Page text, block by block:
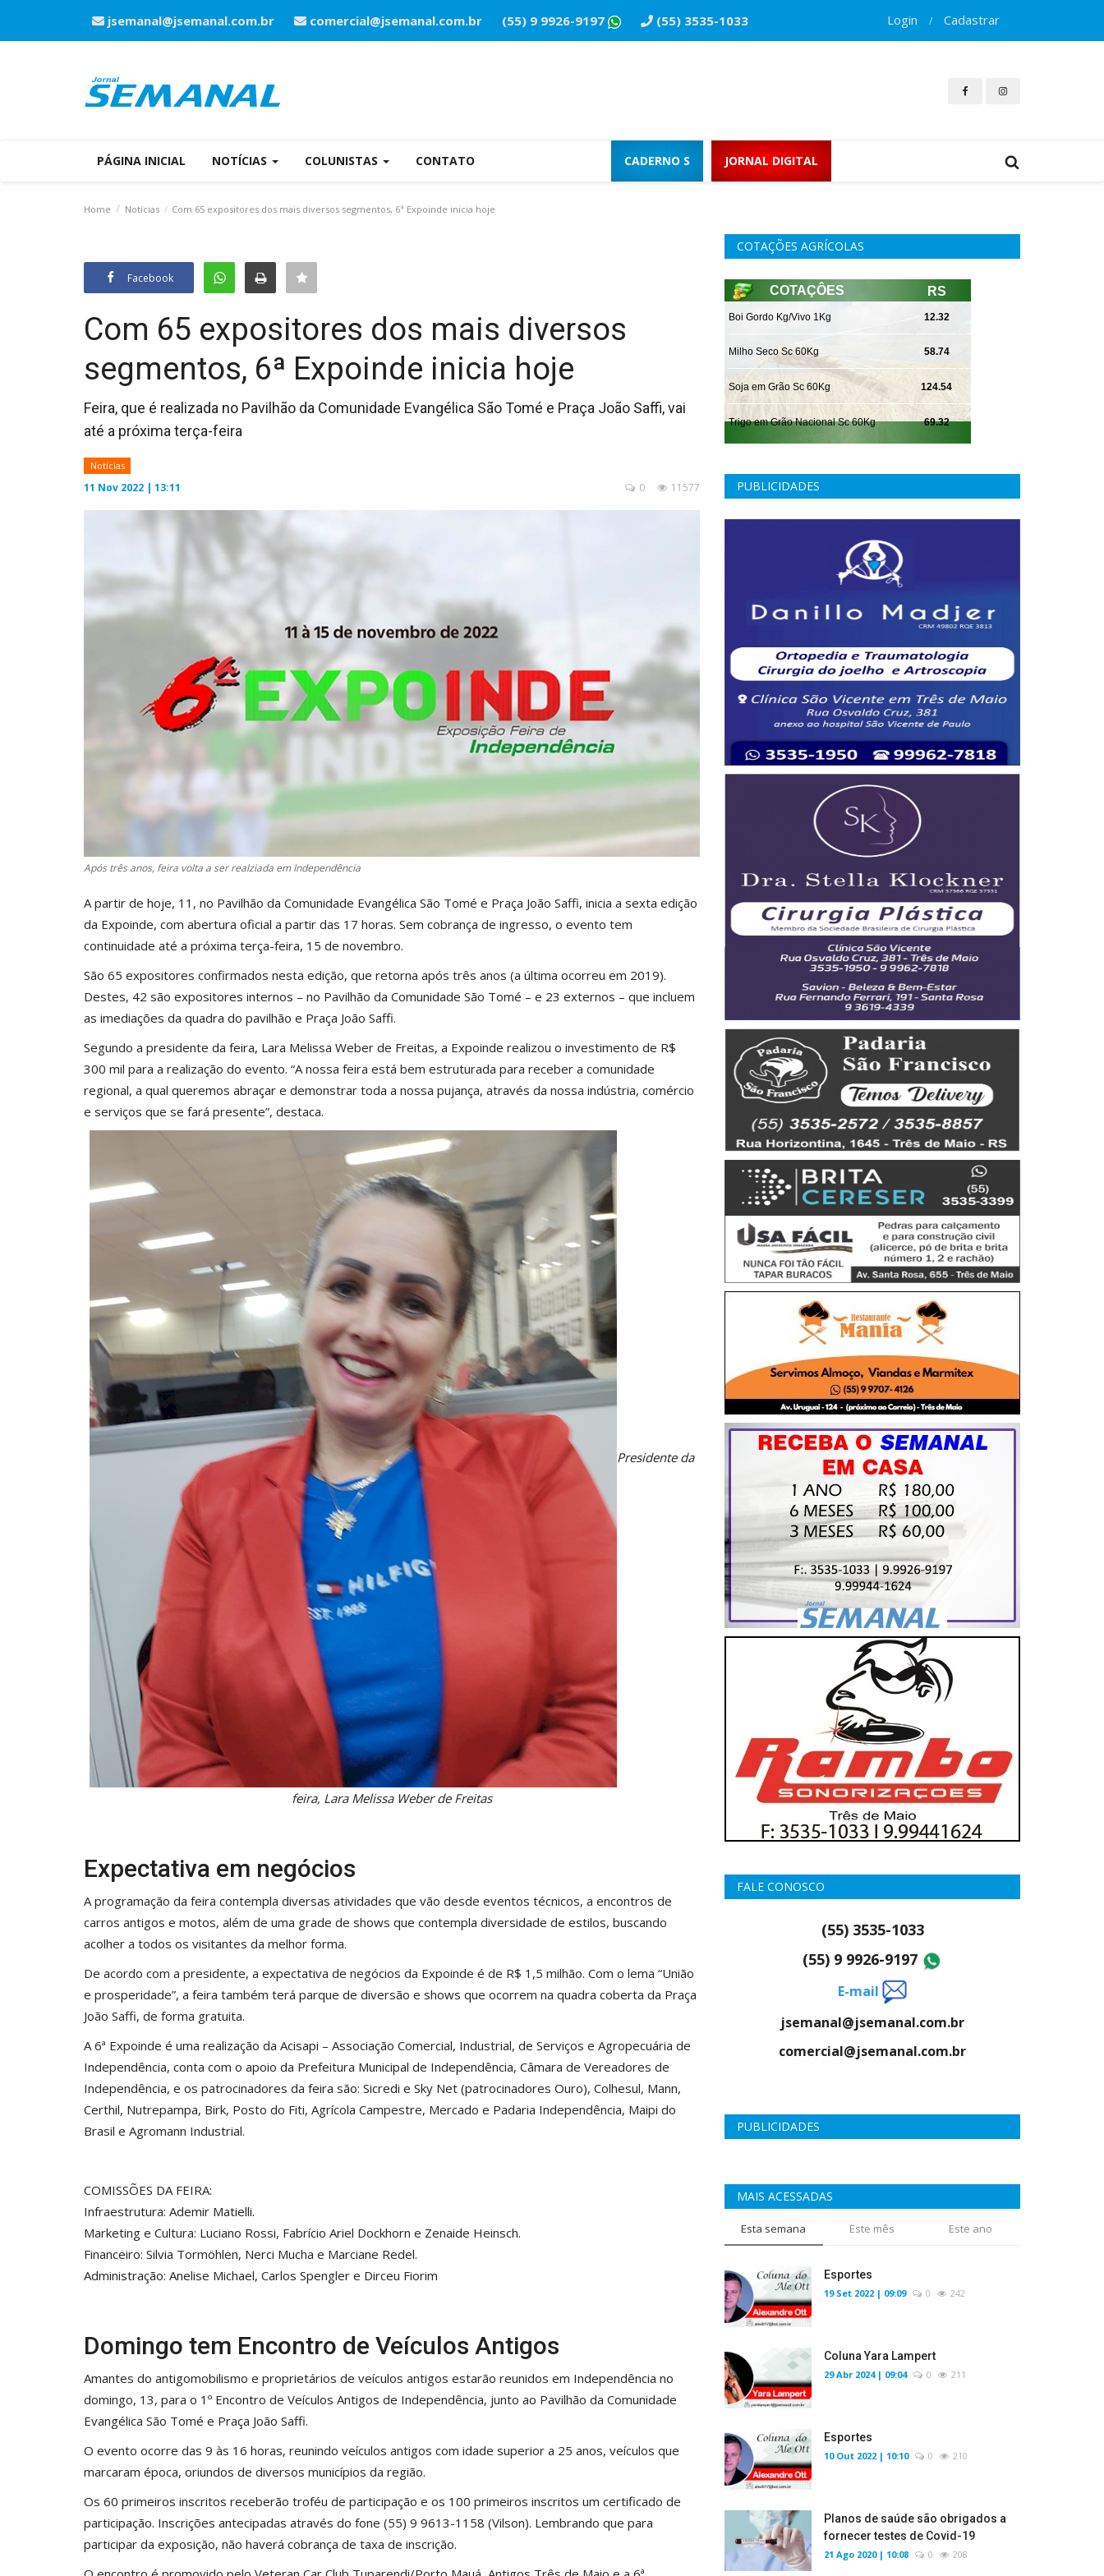
jsemanal@jsemanal.com.br comercial@jsemanal.com.br (55) 9 9926-9197 (55) 3535-1033 Login / Cadastrar
PÁGINA INICIAL NOTÍCIAS COLUNISTAS CONTATO CADERNO S JORNAL DIGITAL
Home Notícias Com 65 expositores dos mais diversos segmentos, 6ª Expoinde inicia hoje
Facebook
Com 65 expositores dos mais diversos
segmentos, 6ª Expoinde inicia hoje
Feira, que é realizada no Pavilhão da Comunidade Evangélica São Tomé e Praça João Saffi, vai
até a próxima terça-feira
Notícias
11 Nov 2022 | 13:11 11577
0
Após três anos, feira volta a ser realziada em Independência
A partir de hoje, 11, no Pavilhão da Comunidade Evangélica São Tomé e Praça João Saffi, inicia a sexta edição
da Expoinde, com abertura oficial a partir das 17 horas. Sem cobrança de ingresso, o evento tem
continuidade até a próxima terça-feira, 15 de novembro.
São 65 expositores confirmados nesta edição, que retorna após três anos (a última ocorreu em 2019).
Destes, 42 são expositores internos – no Pavilhão da Comunidade São Tomé – e 23 externos – que incluem
as imediações da quadra do pavilhão e Praça João Saffi.
Segundo a presidente da feira, Lara Melissa Weber de Freitas, a Expoinde realizou o investimento de R$
300 mil para a realização do evento. “A nossa feira está bem estruturada para receber a comunidade
regional, a qual queremos abraçar e demonstrar toda a nossa pujança, através da nossa indústria, comércio
e serviços que se fará presente”, destaca.
Presidente da
feira, Lara Melissa Weber de Freitas
Expectativa em negócios
A programação da feira contempla diversas atividades que vão desde eventos técnicos, a encontros de
carros antigos e motos, além de uma grade de shows que contempla diversidade de estilos, buscando
acolher a todos os visitantes da melhor forma.
De acordo com a presidente, a expectativa de negócios da Expoinde é de R$ 1,5 milhão. Com o lema “União
e prosperidade”, a feira também terá parque de diversão e shows que ocorrem na quadra coberta da Praça
João Saffi, de forma gratuita.
A 6ª Expoinde é uma realização da Acisapi – Associação Comercial, Industrial, de Serviços e Agropecuária de
Independência, conta com o apoio da Prefeitura Municipal de Independência, Câmara de Vereadores de
Independência, e os patrocinadores da feira são: Sicredi e Sky Net (patrocinadores Ouro), Colhesul, Mann,
Certhil, Nutrepampa, Birk, Posto do Fiti, Agrícola Campestre, Mercado e Padaria Independência, Maipi do
Brasil e Agromann Industrial.
COMISSÕES DA FEIRA:
Infraestrutura: Ademir Matielli.
Marketing e Cultura: Luciano Rossi, Fabrício Ariel Dockhorn e Zenaide Heinsch.
Financeiro: Silvia Tormöhlen, Nerci Mucha e Marciane Redel.
Administração: Anelise Michael, Carlos Spengler e Dirceu Fiorim
Domingo tem Encontro de Veículos Antigos
Amantes do antigomobilismo e proprietários de veículos antigos estarão reunidos em Independência no
domingo, 13, para o 1º Encontro de Veículos Antigos de Independência, junto ao Pavilhão da Comunidade
Evangélica São Tomé e Praça João Saffi.
O evento ocorre das 9 às 16 horas, reunindo veículos antigos com idade superior a 25 anos, veículos que
marcaram época, oriundos de diversos municípios da região.
Os 60 primeiros inscritos receberão troféu de participação e os 100 primeiros inscritos um certificado de
participação. Inscrições antecipadas através do fone (55) 9 9613-1158 (Vilson). Lembrando que para
participar da exposição, não haverá cobrança de taxa de inscrição.
COTAÇÕES AGRÍCOLAS
PUBLICIDADES
FALE CONOSCO
(55) 3535-1033
(55) 9 9926-9197
E-mail
jsemanal@jsemanal.com.br
comercial@jsemanal.com.br
PUBLICIDADES
MAIS ACESSADAS
Esta semana Este mês Este ano
Esportes
19 Set 2022 | 09:09 0 242
Coluna Yara Lampert
29 Abr 2024 | 09:04 0 211
Esportes
10 Out 2022 | 10:10 0 210
Planos de saúde são obrigados a
fornecer testes de Covid-19
21 Ago 2020 | 10:08 0 208